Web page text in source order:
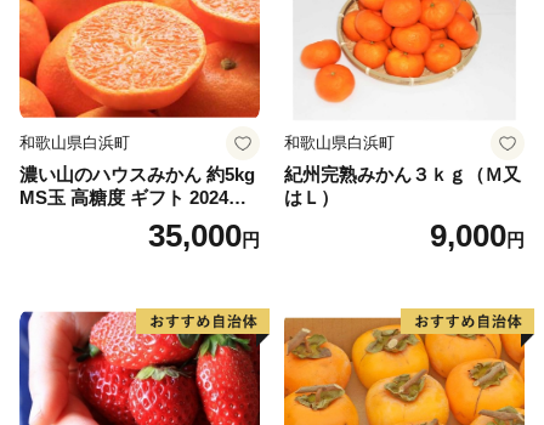
和歌山県白浜町
濃い山のハウスみかん 約5kg
MS玉 高糖度 ギフト 2024年7
35,000円
和歌山県白浜町
紀州完熟みかん３ｋｇ（Ｍ又
はＬ）
9,000円